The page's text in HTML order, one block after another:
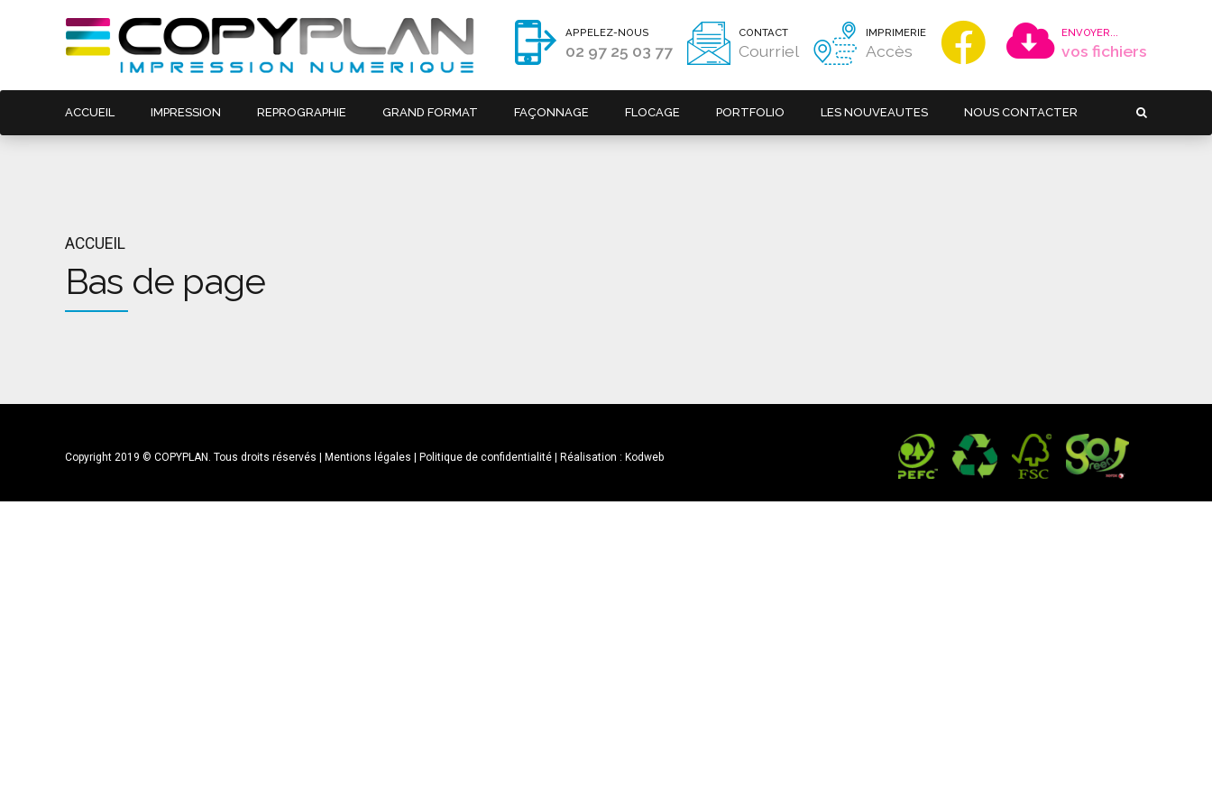
ENVOYER...
vos fichiers
IMPRIMERIE
Accès
CONTACT
Courriel
APPELEZ-NOUS
02 97 25 03 77
ACCUEIL IMPRESSION REPROGRAPHIE GRAND FORMAT FAÇONNAGE FLOCAGE PORTFOLIO LES NOUVEAUTES NOUS CONTACTER
ACCUEIL
Bas de page
Copyright 2019 © COPYPLAN. Tous droits réservés | Mentions légales | Politique de confidentialité | Réalisation : Kodweb